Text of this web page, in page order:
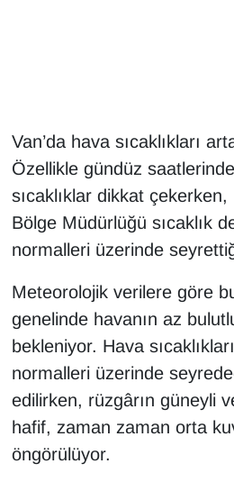
Van’da hava sıcaklıkları
Özellikle gündüz
sıcaklıklar dikkat
Bölge Müdürlüğü sıcaklık
normalleri üzerinde
Meteorolojik verilere göre
genelinde havanın az
bekleniyor. Hava
normalleri üzerinde
edilirken, rüzgârın güneyli
hafif, zaman zaman orta
öngörülüyor.
HABERDE İNSAN
İngilizce
Kadın
Kim Kimdir?
Kültür & Sanat
KURDÎ
MAGAZİN